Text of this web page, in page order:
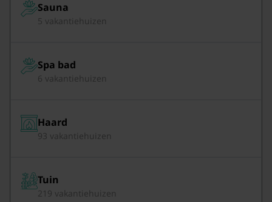
Sauna
5 vakantiehuizen
Spa bad
6 vakantiehuizen
Haard
93 vakantiehuizen
Tuin
219 vakantiehuizen